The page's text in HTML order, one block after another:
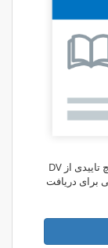
DV را مانند گرفتن کارت کتابخانه در نظر بگیرید - هیچ تاییدی از
برای دریافت